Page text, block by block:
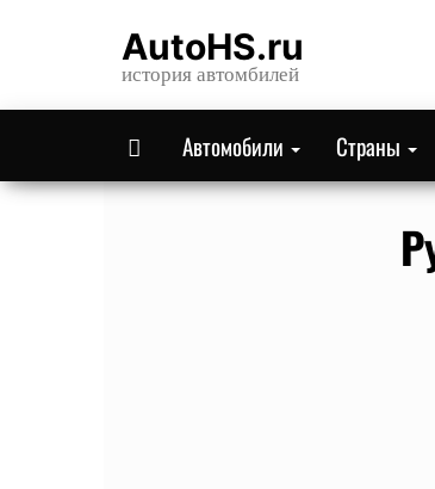
AutoHS.ru
история автомбилей
Автомобили Страны